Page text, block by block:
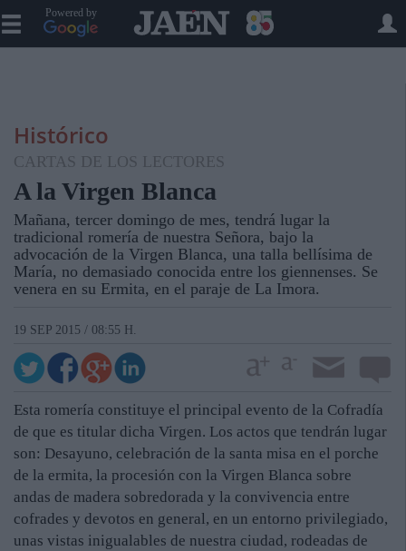
Powered by
Histórico
CARTAS DE LOS LECTORES
A la Virgen Blanca
Mañana, tercer domingo de mes, tendrá lugar la
tradicional romería de nuestra Señora, bajo la
advocación de la Virgen Blanca, una talla bellísima de
María, no demasiado conocida entre los giennenses. Se
venera en su Ermita, en el paraje de La Imora.
19 SEP 2015 / 08:55 H.
Esta romería constituye el principal evento de la Cofradía
de que es titular dicha Virgen. Los actos que tendrán lugar
son: Desayuno, celebración de la santa misa en el porche
de la ermita, la procesión con la Virgen Blanca sobre
andas de madera sobredorada y la convivencia entre
cofrades y devotos en general, en un entorno privilegiado,
unas vistas inigualables de nuestra ciudad, rodeadas de